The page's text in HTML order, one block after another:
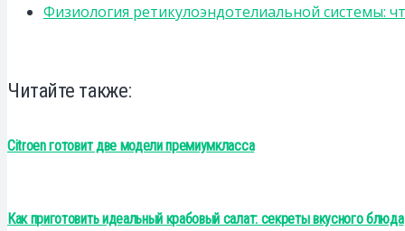
Физиология ретикулоэндотелиальной системы:
Читайте также:
Citroen готовит две модели премиумкласса
Как приготовить идеальный крабовый салат: секреты вкусного блюда